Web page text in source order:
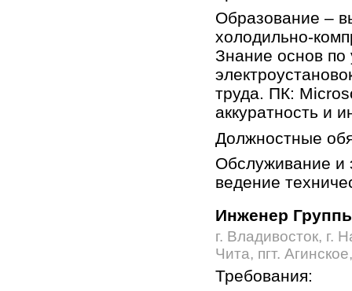
Образование –
холодильно-
Знание основ по
труда. ПК:
аккуратность и
Должностные
Обслуживание и
ведение
Инженер
г. Владивосток, г.
Чита, пгт.
Требования: